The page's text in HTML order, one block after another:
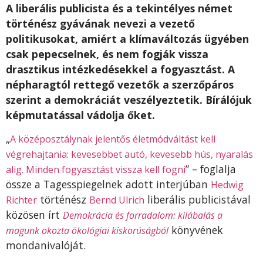
A liberális publicista és a tekintélyes német
történész gyávának nevezi a vezető
politikusokat, amiért a klímaváltozás ügyében
csak pepecselnek, és nem fogják vissza
drasztikus intézkedésekkel a fogyasztást. A
népharagtól rettegő vezetők a szerzőpáros
szerint a demokráciát veszélyeztetik. Bírálójuk
képmutatással vádolja őket.
„A középosztálynak jelentős életmódváltást kell
végrehajtania: kevesebbet autó, kevesebb hús, nyaralás
alig. Minden fogyasztást vissza kell fogni” – foglalja
össze a Tagesspiegelnek adott interjúban Hedwig
Richter történész Bernd Ulrich liberális publicistával
közösen írt Demokrácia és forradalom: kilábalás a
magunk okozta ökológiai kiskorúságból könyvének
mondanivalóját.